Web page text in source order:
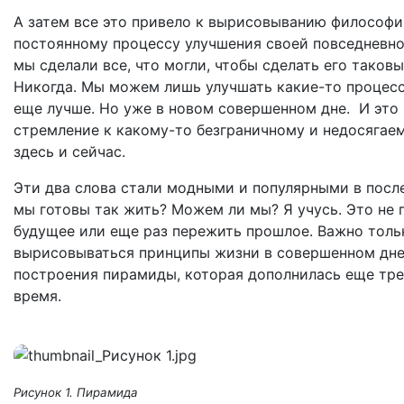
А затем все это привело к вырисовыванию
постоянному процессу улучшения своей
мы сделали все, что могли, чтобы сделать его
Никогда. Мы можем лишь улучшать какие-то
еще лучше. Но уже в новом совершенном дне. И это
стремление к какому-то безграничному и
здесь и сейчас.
Эти два слова стали модными и популярными в
мы готовы так жить? Можем ли мы? Я учусь. Это не
будущее или еще раз пережить прошлое. Важно
вырисовываться принципы жизни в совершенном
построения пирамиды, которая дополнилась еще
время.
Рисунок 1. Пирамида